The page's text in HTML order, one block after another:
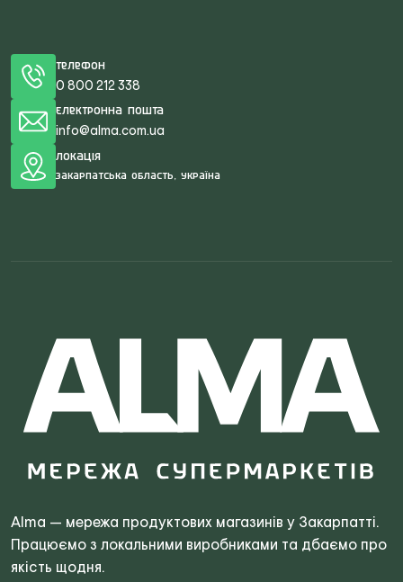
Телефон
0 800 212 338
Електронна пошта
info@alma.com.ua
Локація
Закарпатська область, Україна
Alma — мережа продуктових магазинів у Закарпатті.
Працюємо з локальними виробниками та дбаємо про
якість щодня.